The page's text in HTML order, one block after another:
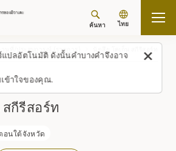
ปลอัตโนมัติ ดังนั้นคำบางคำจึงอาจ
ข้าใจของคุณ.
ค้นหา ไทย
ถานที่/ประสบการณ์ (รายการ)
กีรีสอร์ท
อนใต้จังหวัด